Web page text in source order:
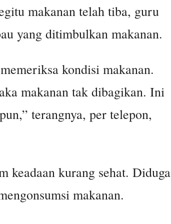
makanan telah tiba, guru
yang ditimbulkan makanan.
kondisi makanan.
makanan tak dibagikan. Ini
terangnya, per telepon,
keadaan kurang sehat. Diduga
makanan.